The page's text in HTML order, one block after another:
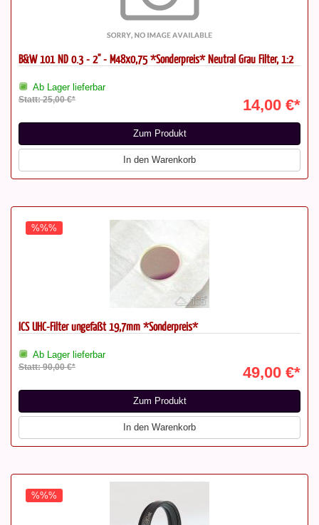
B&W 101 ND 0.3 - 2'' - M48x0,75 *Sonderpreis* Neutral Grau Filter, 1:2
Ab Lager lieferbar
Statt: 25,00 €* 14,00 €*
Zum Produkt
In den Warenkorb
%%%
ICS UHC-Filter ungefaßt 19,7mm *Sonderpreis*
Ab Lager lieferbar
Statt: 90,00 €* 49,00 €*
Zum Produkt
In den Warenkorb
%%%